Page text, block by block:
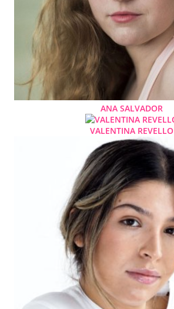
ANA SALVADOR
VALENTINA REVELLO